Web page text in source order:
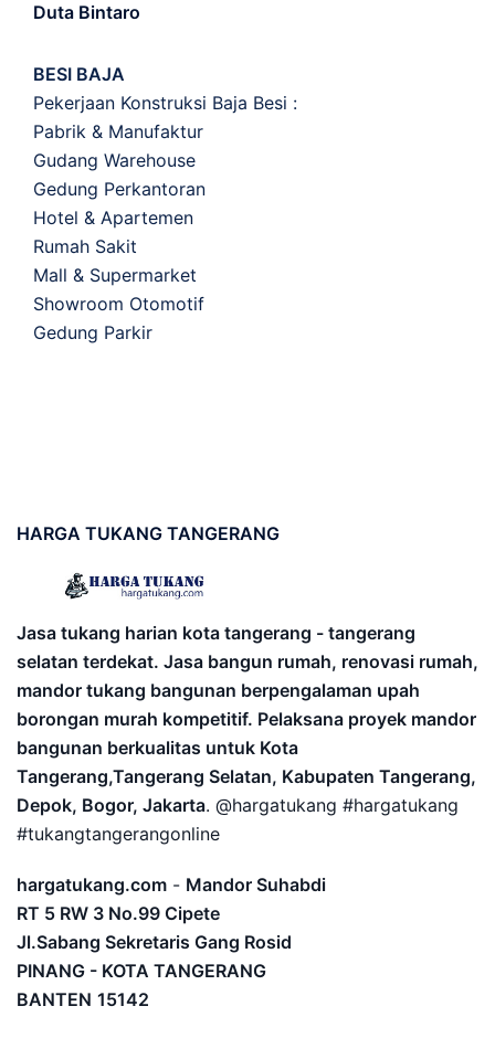
Duta Bintaro
BESI BAJA
Pekerjaan Konstruksi Baja Besi :
Pabrik & Manufaktur
Gudang Warehouse
Gedung Perkantoran
Hotel & Apartemen
Rumah Sakit
Mall & Supermarket
Showroom Otomotif
Gedung Parkir
HARGA TUKANG TANGERANG
Jasa tukang harian kota tangerang - tangerang
selatan terdekat. Jasa bangun rumah, renovasi rumah,
mandor tukang bangunan berpengalaman upah
borongan murah kompetitif. Pelaksana proyek mandor
bangunan berkualitas untuk Kota
Tangerang,Tangerang Selatan, Kabupaten Tangerang,
Depok, Bogor, Jakarta. @hargatukang #hargatukang
#tukangtangerangonline
hargatukang.com - Mandor Suhabdi
RT 5 RW 3 No.99 Cipete
Jl.Sabang Sekretaris Gang Rosid
PINANG - KOTA TANGERANG
BANTEN 15142